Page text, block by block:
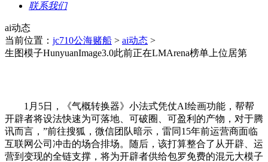
联系我们
ai动态
当前位置： jc710公海赌船 > ai动态 >
生图模子HunyuanImage3.0此前正在LMArena榜单上位居第
1月5日，《气概转换器》小法式凭仗AI绘画功能，帮帮
开辟者将设法快速为可落地、可破圈、可盈利的产物，对于腾
讯而言，”前往搜狐，微信团队暗示，雷同15年前运营商面临
互联网公司冲击的场合排场。随后，该打算整合了从开辟、运
营到变现的全链支撑，将为开辟者供给包罗免费的混元大模子